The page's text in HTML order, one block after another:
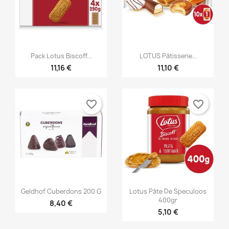
Aperçu rapide
Pack Lotus Biscoff...
11,16 €
Aperçu rapide
LOTUS Pâtisserie...
11,10 €
Aperçu rapide
Geldhof Cuberdons 200 G
8,40 €
favorite_border
 Aperçu rapide
Lotus Pâte De Speculoos
400gr
5,10 €
favorite_border